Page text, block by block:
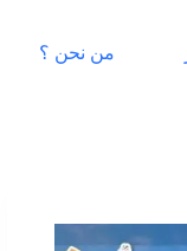
من نحن ؟